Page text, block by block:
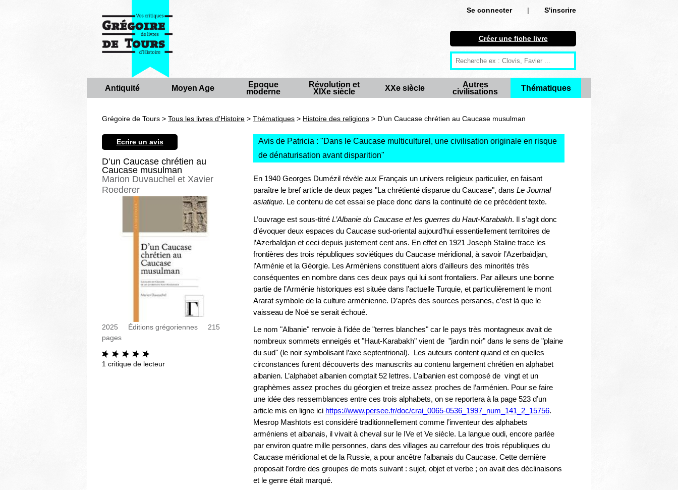
Se connecter |
S'inscrire
S'inscrire
Créer une fiche livre
Antiquité
Epoque moderne
XXe siècle
Autres civilisations
Créer une fiche livre
Antiquité Moyen Age
Epoque
moderne
Révolution et
XIXe siècle
XXe siècle
Autres
civilisations
Thématiques
Grégoire de Tours > Tous les livres d'Histoire > Thématiques > Histoire des religions > D’un Caucase chrétien au Caucase musulman
Ecrire un avis
D’un Caucase chrétien au
Caucase musulman
Marion Duvauchel et Xavier
Roederer
2025 Éditions grégoriennes
215
pages
1 critique de lecteur
Avis de Patricia : "Dans le Caucase multiculturel, une civilisation originale en risque
de dénaturisation avant disparition"
En 1940 Georges Dumézil révèle aux Français un univers religieux particulier, en faisant
paraître le bref article de deux pages "La chrétienté disparue du Caucase", dans Le Journal
asiatique. Le contenu de cet essai se place donc dans la continuité de ce précédent texte.
L’ouvrage est sous-titré L’Albanie du Caucase et les guerres du Haut-Karabakh. Il s’agit donc
d’évoquer deux espaces du Caucase sud-oriental aujourd’hui essentiellement territoires de
l’Azerbaïdjan et ceci depuis justement cent ans. En effet en 1921 Joseph Staline trace les
frontières des trois républiques soviétiques du Caucase méridional, à savoir l’Azerbaïdjan,
l’Arménie et la Géorgie. Les Arméniens constituent alors d’ailleurs des minorités très
conséquentes en nombre dans ces deux pays qui lui sont frontaliers. Par ailleurs une bonne
partie de l’Arménie historiques est située dans l’actuelle Turquie, et particulièrement le mont
Ararat symbole de la culture arménienne. D’après des sources persanes, c’est là que le
vaisseau de Noë se serait échoué.
Le nom "Albanie" renvoie à l’idée de "terres blanches" car le pays très montagneux avait de
nombreux sommets enneigés et "Haut-Karabakh" vient de "jardin noir" dans le sens de "plaine
du sud" (le noir symbolisant l’axe septentrional). Les auteurs content quand et en quelles
circonstances furent découverts des manuscrits au contenu largement chrétien en alphabet
albanien. L’alphabet albanien comptait 52 lettres. L’albanien est composé de vingt et un
graphèmes assez proches du géorgien et treize assez proches de l’arménien. Pour se faire
une idée des ressemblances entre ces trois alphabets, on se reportera à la page 523 d’un
article mis en ligne ici https://www.persee.fr/doc/crai_0065-0536_1997_num_141_2_15756.
Mesrop Mashtots est considéré traditionnellement comme l’inventeur des alphabets
arméniens et albanais, il vivait à cheval sur le IVe et Ve siècle. La langue oudi, encore parlée
par environ quatre mille personnes, dans des villages au carrefour des trois républiques du
Caucase méridional et de la Russie, a pour ancêtre l’albanais du Caucase. Cette dernière
proposait l’ordre des groupes de mots suivant : sujet, objet et verbe ; on avait des déclinaisons
et le genre était marqué.